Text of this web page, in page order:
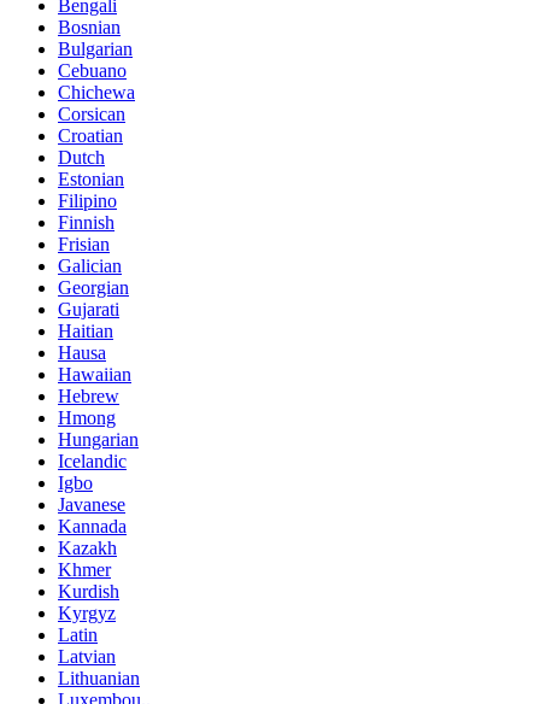
Bengali
Bosnian
Bulgarian
Cebuano
Chichewa
Corsican
Croatian
Dutch
Estonian
Filipino
Finnish
Frisian
Galician
Georgian
Gujarati
Haitian
Hausa
Hawaiian
Hebrew
Hmong
Hungarian
Icelandic
Igbo
Javanese
Kannada
Kazakh
Khmer
Kurdish
Kyrgyz
Latin
Latvian
Lithuanian
Luxembou..